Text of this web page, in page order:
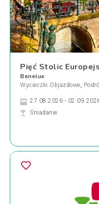
Pięć Stolic
Benelux
Wycieczki Objazdowe,
27.08.2026 -
Śniadanie